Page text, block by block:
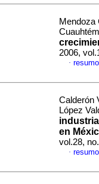
Mendoza
2006,
·
Calderón
López
en
vol.28,
·